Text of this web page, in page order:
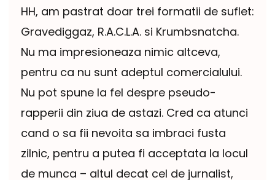
HH, am pastrat doar trei formatii de suflet:
Gravediggaz, R.A.C.L.A. si Krumbsnatcha.
Nu ma impresioneaza nimic altceva,
pentru ca nu sunt adeptul comercialului.
Nu pot spune la fel despre pseudo-
rapperii din ziua de astazi. Cred ca atunci
cand o sa fii nevoita sa imbraci fusta
zilnic, pentru a putea fi acceptata la locul
de munca – altul decat cel de jurnalist,